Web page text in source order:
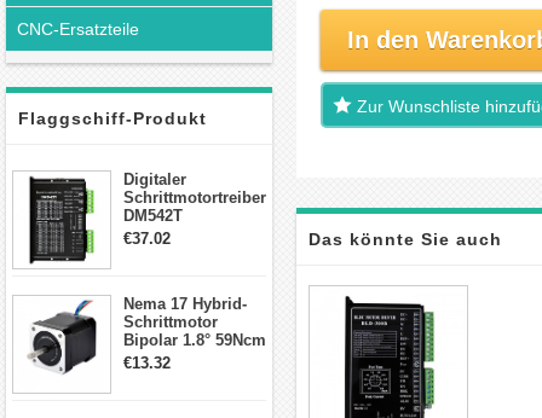
CNC-Ersatzteile
Flaggschiff-Produkt
Digitaler
Schrittmotortreiber
DM542T
Schrittmotor
Schrittmotor
€37.02
Nema 17 Hybrid-
Schrittmotor
Bipolar 1.8° 59Ncm
2A 4 Drähte mit 1m
€13.32
In den
Zur Wunschliste
Das könnte Sie auch
interessieren